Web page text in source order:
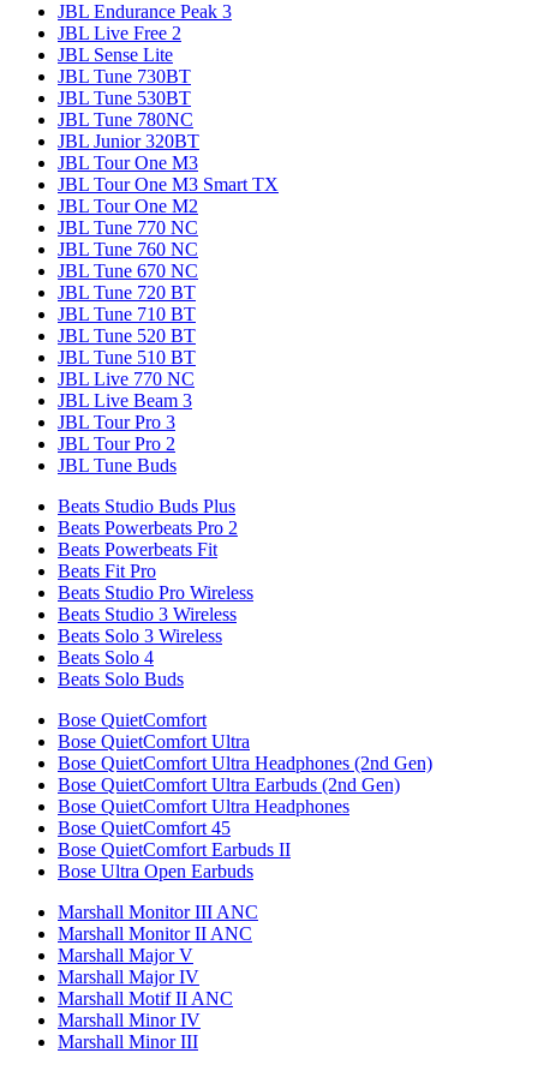
JBL Endurance Peak 3
JBL Live Free 2
JBL Sense Lite
JBL Tune 730BT
JBL Tune 530BT
JBL Tune 780NC
JBL Junior 320BT
JBL Tour One M3
JBL Tour One M3 Smart TX
JBL Tour One M2
JBL Tune 770 NC
JBL Tune 760 NC
JBL Tune 670 NC
JBL Tune 720 BT
JBL Tune 710 BT
JBL Tune 520 BT
JBL Tune 510 BT
JBL Live 770 NC
JBL Live Beam 3
JBL Tour Pro 3
JBL Tour Pro 2
JBL Tune Buds
Beats Studio Buds Plus
Beats Powerbeats Pro 2
Beats Powerbeats Fit
Beats Fit Pro
Beats Studio Pro Wireless
Beats Studio 3 Wireless
Beats Solo 3 Wireless
Beats Solo 4
Beats Solo Buds
Bose QuietComfort
Bose QuietComfort Ultra
Bose QuietComfort Ultra Headphones (2nd Gen)
Bose QuietComfort Ultra Earbuds (2nd Gen)
Bose QuietComfort Ultra Headphones
Bose QuietComfort 45
Bose QuietComfort Earbuds II
Bose Ultra Open Earbuds
Marshall Monitor III ANC
Marshall Monitor II ANC
Marshall Major V
Marshall Major IV
Marshall Motif II ANC
Marshall Minor IV
Marshall Minor III